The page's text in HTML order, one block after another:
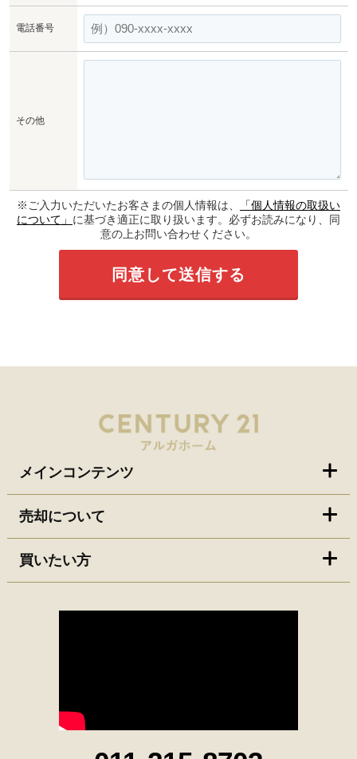
電話番号
その他
※ご入力いただいたお客さまの個人情報は、
「個人情報の取扱い
について」 に基づき適正に取り扱います。必ずお読みになり、同
意の上お問い合わせください。
メインコンテンツ
売却について
買いたい方